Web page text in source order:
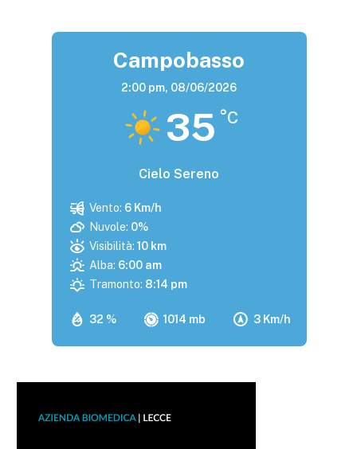
Campobasso
2:00 pm, 08/06/2026
35 °C
Cielo Sereno
32 % 1014 mb 3 Km/h
Vento: 6 Km/h
Nuvole: 0%
Visibilità: 10 km
Alba: 6:00 am
Tramonto: 8:14 pm